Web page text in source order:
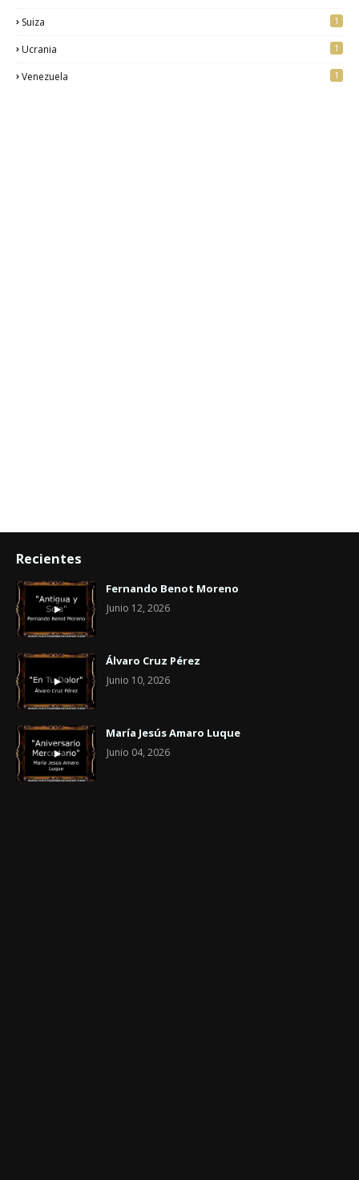
Suiza
1
Ucrania 1
Venezuela 1
Recientes
Fernando Benot Moreno
Junio 12, 2026
Álvaro Cruz Pérez
Junio 10, 2026
María Jesús Amaro Luque
Junio 04, 2026